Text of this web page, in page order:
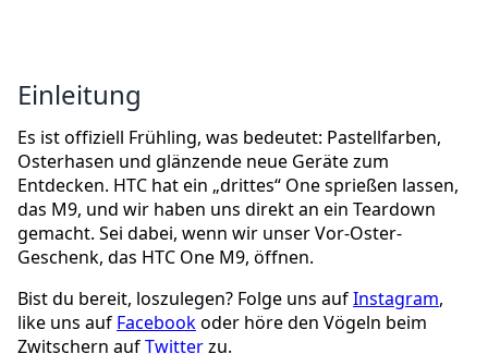
Einleitung
Es ist offiziell Frühling, was bedeutet: Pastellfarben,
Osterhasen und glänzende neue Geräte zum
Entdecken. HTC hat ein „drittes“ One sprießen lassen,
das M9, und wir haben uns direkt an ein Teardown
gemacht. Sei dabei, wenn wir unser Vor-Oster-
Geschenk, das HTC One M9, öffnen.
Bist du bereit, loszulegen? Folge uns aufInstagram,
like uns auf Facebookoder höre den Vögeln beim
Zwitschern aufTwitterzu.